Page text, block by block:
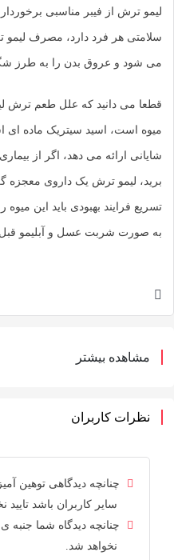
لیمو ترش از فیبر مناسبی
سلامتی هر فرد دارد، مصرف
می شود و عروق بدن را به طرز
قطعا می دانید که علل طعم ترش
میوه است، اسید سیتریک ماده ای
شایانی ارائه می دهد، اگر از
برید، لیمو ترش یک داروی معجزه گر
تسریع فرایند بهبودی باید این میوه
به صورت شربت عسل و آبلیمو قبل
مشاهده بیشتر
نظرات کاربران
چنانچه دیدگاهی توهین آمیز
سایر کاربران باشد تایید
چنانچه دیدگاه شما جنبه ی
نخواهد شد.